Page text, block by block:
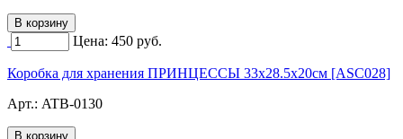
Цена: 450 руб.
Коробка для хранения ПРИНЦЕССЫ 33х28.5х20см [ASC028]
Арт.: ATB-0130